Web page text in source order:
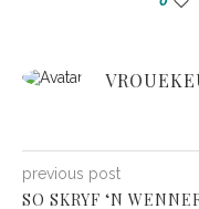
previous post
SO SKRYF ‘N